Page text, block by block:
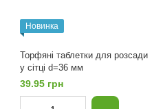
Новинка
Торфяні таблетки для розсади
у сітці d=36 мм
39.95 грн